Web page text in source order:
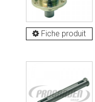
Fiche produit